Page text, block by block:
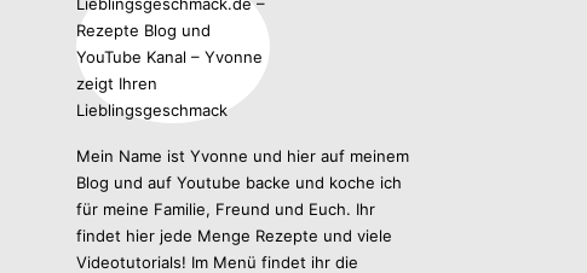
Mein Name ist Yvonne und hier auf meinem
Blog und auf Youtube backe und koche ich
für meine Familie, Freund und Euch. Ihr
findet hier jede Menge Rezepte und viele
Videotutorials! Im Menü findet ihr die